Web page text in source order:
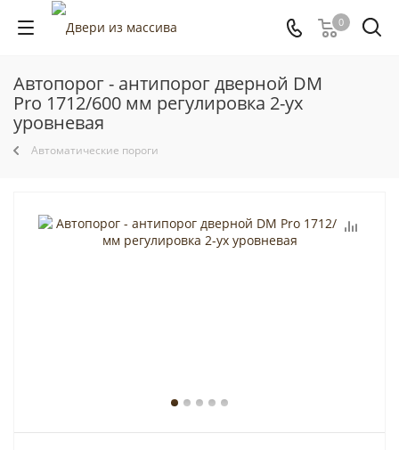
0
Автопорог - антипорог дверной DM
Pro 1712/600 мм регулировка 2-ух
уровневая
Автоматические пороги